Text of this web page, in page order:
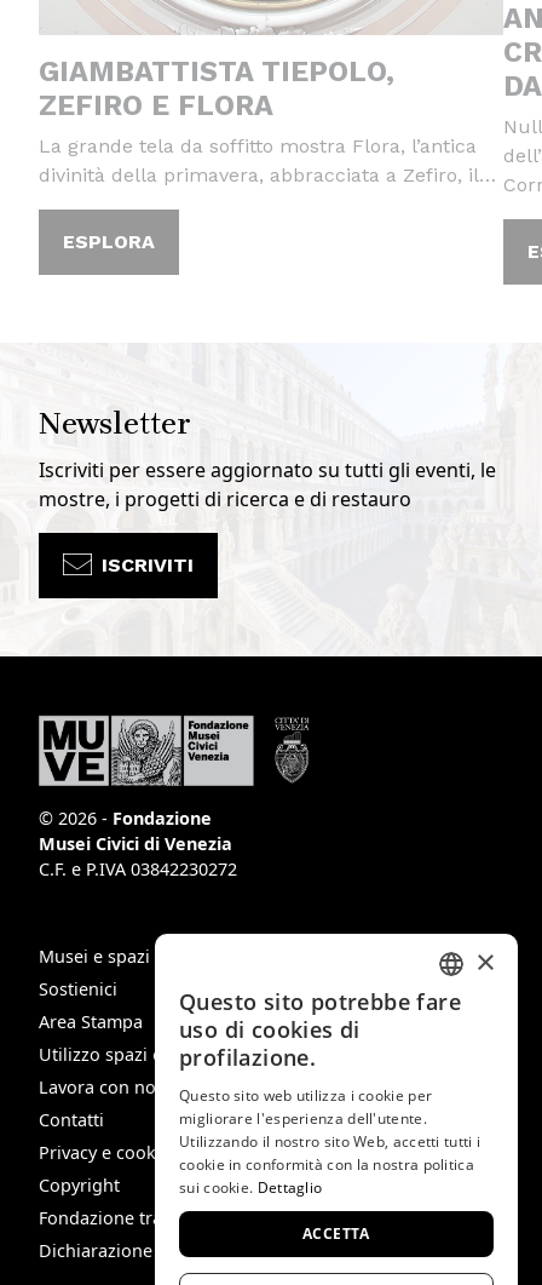
GIAMBATTISTA TIEPOLO,
ZEFIRO E FLORA
La grande tela da soffitto mostra Flora, l’antica
divinità della primavera, abbracciata a Zefiro, il…
ESPLORA
Newsletter
Iscriviti per essere aggiornato su tutti gli eventi, le
mostre, i progetti di ricerca e di restauro
ISCRIVITI
© 2026 - Fondazione
Musei Civici di Venezia
C.F. e P.IVA 03842230272
Musei e spazi
Sostienici
Area Stampa
Utilizzo spazi e immagini
Lavora con noi
Contatti
Privacy e cookie policy
Copyright
Fondazione trasparente
Dichiarazione di Accessibilità
ITALIAN
GERMAN
FRENCH
×
Questo sito potrebbe fare
uso di cookies di
profilazione.
Questo sito web utilizza i cookie per
migliorare l'esperienza dell'utente.
Utilizzando il nostro sito Web, accetti tutti i
cookie in conformità con la nostra politica
sui cookie. Dettaglio
ACCETTA